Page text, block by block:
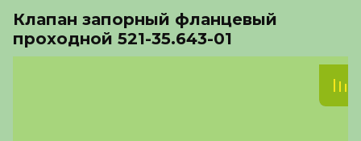
Клапан запорный фланцевый
проходной 521-35.643-01